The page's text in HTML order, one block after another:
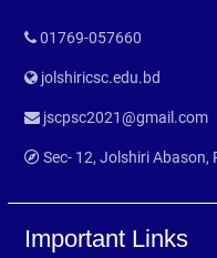
01769-057660
jolshiricsc.edu.bd
jscpsc2021@gmail.com
Sec- 12, Jolshiri Abason,
Important Links